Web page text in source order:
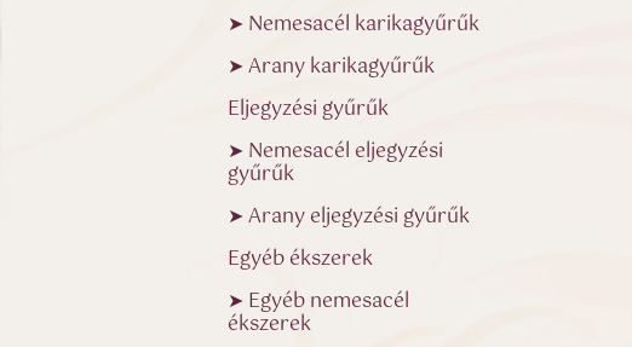
➤ Nemesacél karikagyűrűk
➤ Arany karikagyűrűk
Eljegyzési gyűrűk
➤ Nemesacél eljegyzési
gyűrűk
➤ Arany eljegyzési gyűrűk
Egyéb ékszerek
➤ Egyéb nemesacél
ékszerek